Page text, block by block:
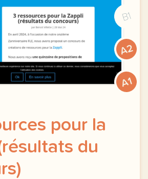
B1
A2
A1
pour la
du